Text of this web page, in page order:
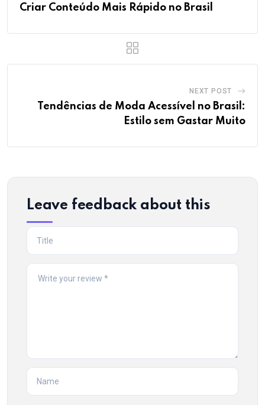
Criar Conteúdo Mais Rápido no Brasil
NEXT POST
Tendências de Moda Acessível no Brasil:
Estilo sem Gastar Muito
Leave feedback about this